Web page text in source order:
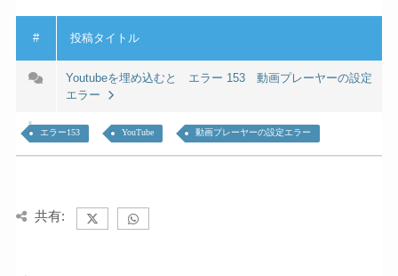
# 投稿タイトル
Youtubeを埋め込むと エラー 153 動画プレーヤーの設定
エラー
エラー153 YouTube 動画プレーヤーの設定エラー
共有: